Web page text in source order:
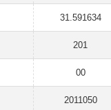
31.591634
201
00
2011050